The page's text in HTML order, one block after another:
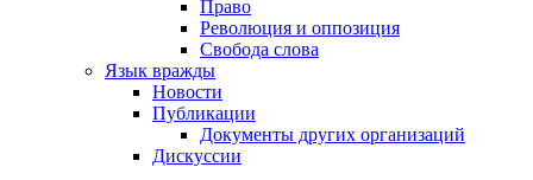
Право
Революция и оппозиция
Свобода слова
Язык вражды
Новости
Публикации
Документы других организаций
Дискуссии